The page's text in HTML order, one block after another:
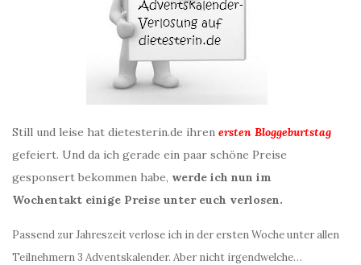
Still und leise hat dietesterin.de ihren ersten Bloggeburtstag
gefeiert. Und da ich gerade ein paar schöne Preise
gesponsert bekommen habe, werde ich nun im
Wochentakt einige Preise unter euch verlosen.
Passend zur Jahreszeit verlose ich in der ersten Woche unter allen
Teilnehmern 3 Adventskalender. Aber nicht irgendwelche…